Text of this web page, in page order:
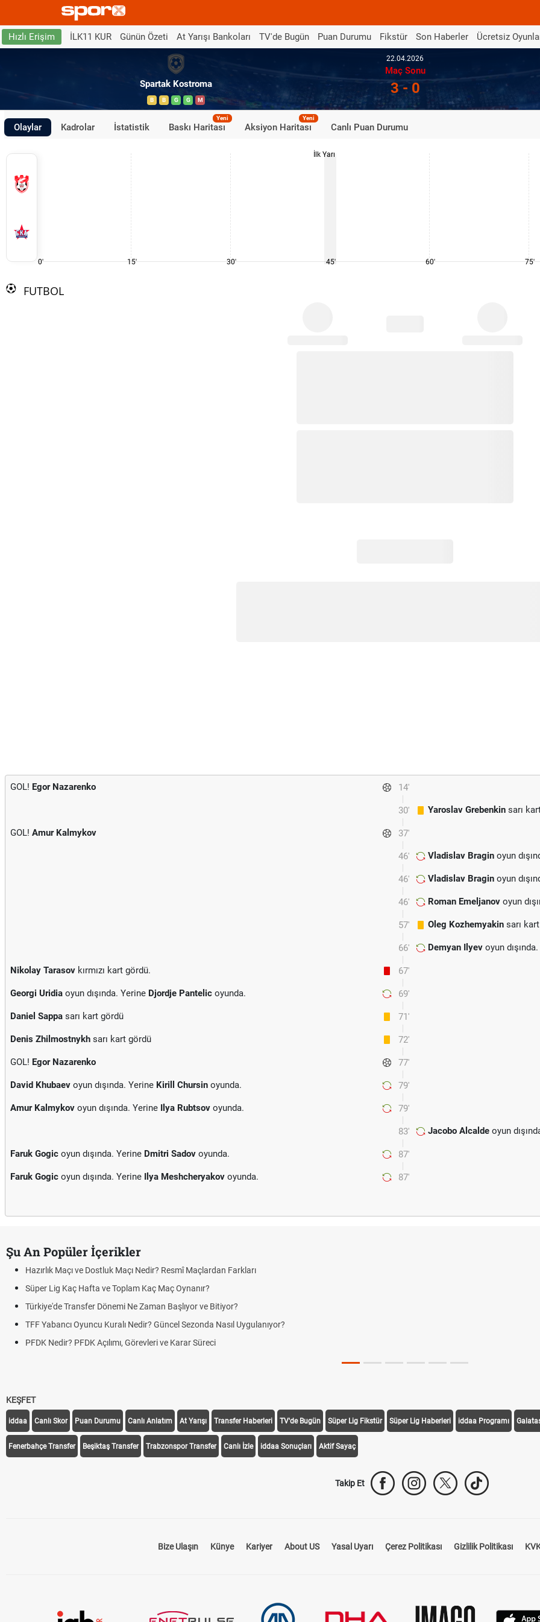
Hızlı Erişim İLK11 KUR Günün Özeti At Yarışı Bankoları TV'de Bugün Puan Durumu Fikstür Son Haberler Ücretsiz
Spartak Kostroma
B B G G M
22.04.2026
Maç Sonu
3 - 0
Olaylar Kadrolar İstatistik Baskı Haritası
Yeni
Aksiyon Haritası
Yeni
Canlı Puan Durumu
0' 15' 30'
İlk Yarı
45' 60' 75'
FUTBOL
14'
GOL! Egor Nazarenko
30' Yaroslav Grebenkin sarı
37'
GOL! Amur Kalmykov
46' Vladislav Bragin oyun
46' Vladislav Bragin oyun
46' Roman Emeljanov oyun
57' Oleg Kozhemyakin sarı
66' Demyan Ilyev oyun
67'
Nikolay Tarasov kırmızı kart gördü.
69'
Georgi Uridia oyun dışında. Yerine Djordje Pantelic oyunda.
71'
Daniel Sappa sarı kart gördü
72'
Denis Zhilmostnykh sarı kart gördü
77'
GOL! Egor Nazarenko
79'
David Khubaev oyun dışında. Yerine Kirill Chursin oyunda.
79'
Amur Kalmykov oyun dışında. Yerine Ilya Rubtsov oyunda.
83' Jacobo Alcalde oyun
87'
Faruk Gogic oyun dışında. Yerine Dmitri Sadov oyunda.
87'
Faruk Gogic oyun dışında. Yerine Ilya Meshcheryakov oyunda.
Şu An Popüler İçerikler
Hazırlık Maçı ve Dostluk Maçı Nedir? Resmî Maçlardan Farkları
Süper Lig Kaç Hafta ve Toplam Kaç Maç Oynanır?
Türkiye'de Transfer Dönemi Ne Zaman Başlıyor ve Bitiyor?
TFF Yabancı Oyuncu Kuralı Nedir? Güncel Sezonda Nasıl Uygulanıyor?
PFDK Nedir? PFDK Açılımı, Görevleri ve Karar Süreci
KEŞFET
iddaa Canlı Skor Puan Durumu Canlı Anlatım At Yarışı Transfer Haberleri TV'de Bugün Süper Lig Fikstür Süper Lig Haberleri iddaa Programı
Fenerbahçe Transfer Beşiktaş Transfer Trabzonspor Transfer Canlı İzle iddaa Sonuçları Aktif Sayaç
Takip Et
Bize Ulaşın Künye Kariyer About US Yasal Uyarı Çerez Politikası Gizlilik Politikası